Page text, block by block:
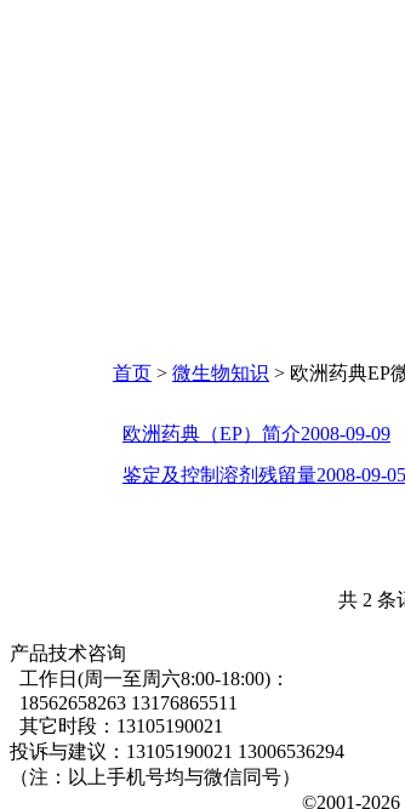
首页 > 微生物知识 > 欧洲药典EP
欧洲药典（EP）简介2008-09-09
鉴定及控制溶剂残留量2008-09-05
共 2 条
产品技术咨询
工作日(周一至周六8:00-18:00)：
18562658263 13176865511
其它时段：13105190021
投诉与建议：13105190021 13006536294
（注：以上手机号均与微信同号）
©2001-